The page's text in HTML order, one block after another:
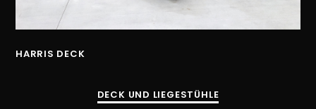
HARRIS DECK
DECK UND LIEGESTÜHLE